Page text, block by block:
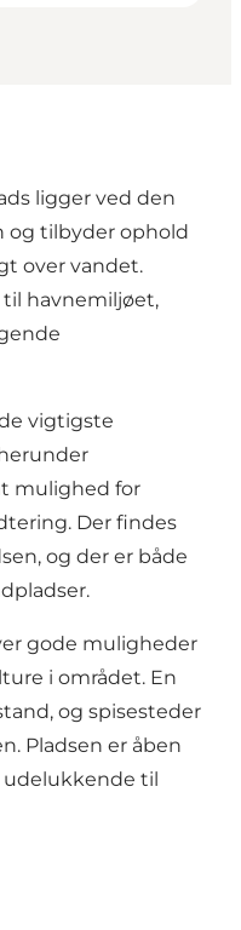
ligger ved den
og tilbyder ophold
over vandet.
havnemiljøet,
vigtigste
mulighed for
Der findes
og der er både
gode muligheder
i området. En
og spisesteder
Pladsen er åben
til